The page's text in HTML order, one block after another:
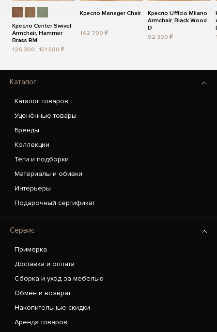
Кресло Center Swivel
Armchair, Hammer
Brass RM
126 300...151 500 ₽
Кресло Manager Chair
142 700 ₽
Кресло Ufficio Milano
Armchair, Black Wood
D
92 300 ₽
Каталог
Каталог товаров
Уценённые товары
Бренды
Коллекции
Теги и подборки
Материалы и обивки
Интерьеры
Подарочный сертификат
Сервис
Примерка
Доставка и оплата
Сборка и уход за мебелью
Обмен и возврат
Накопительные скидки
Аренда товаров